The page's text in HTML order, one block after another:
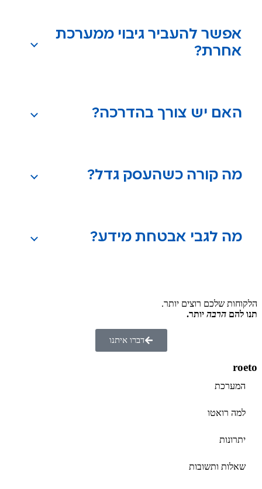
אפשר להעביר גיבוי ממערכת
אחרת?
האם יש צורך בהדרכה?
מה קורה כשהעסק גדל?
מה לגבי אבטחת מידע?
הלקוחות שלכם רוצים יותר.
תנו להם הרבה יותר.
דברו איתנו
roeto
המערכת
למה רואטו
יתרונות
שאלות ותשובות